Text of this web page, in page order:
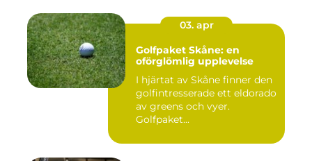
03. apr
Golfpaket Skåne: en
oförglömlig upplevelse
I hjärtat av Skåne finner den
golfintresserade ett eldorado
av greens och vyer.
Golfpaket...